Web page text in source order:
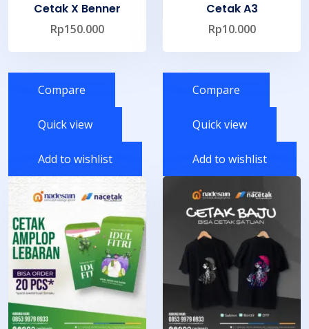
Cetak X Benner
Rp150.000
Compare
Quick view
Add to wishlist
Cetak A3
Rp10.000
Compare
Quick view
Add to wishlist